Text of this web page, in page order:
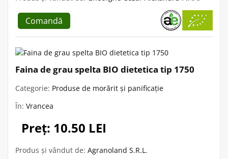
Comandă
Faina de grau spelta BIO dietetica tip 1750
Categorie: Produse de morărit și panificație
În: Vrancea
Preț: 10.50 LEI
Produs și vândut de: Agranoland S.R.L.